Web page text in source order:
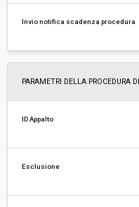
Invio notifica scadenza procedura
PARAMETRI DELLA PROCEDURA
ID Appalto
Esclusione